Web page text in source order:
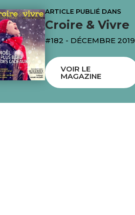
ARTICLE PUBLIÉ DANS
Croire & Vivre
#182 - DÉCEMBRE 2019
VOIR LE
MAGAZINE